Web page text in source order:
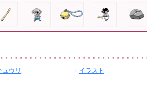
ュウリ
イラスト